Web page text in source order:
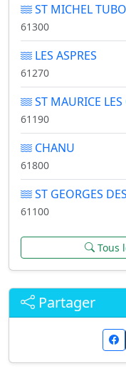
ST MICHEL
61300
LES ASPRES
61270
ST MAURICE LES
61190
CHANU
61800
ST GEORGES
61100
Tous
Partager